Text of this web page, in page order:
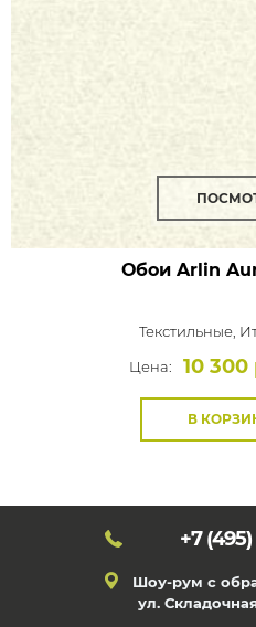
Обои Arlin
Текстильные,
Цена:
10 300
В
+7 (495)
Шоу-рум с
ул.